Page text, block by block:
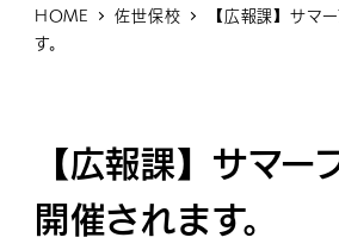
HOME 佐世保校
【広報課】サマ
す。
【広報課】サマー
開催されます。